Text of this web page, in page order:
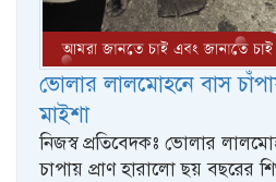
ভোলার লালমোহনে বাস
মাইশা
নিজস্ব প্রতিবেদকঃ ভোলার
চাপায় প্রাণ হারালো ছয় বছরের